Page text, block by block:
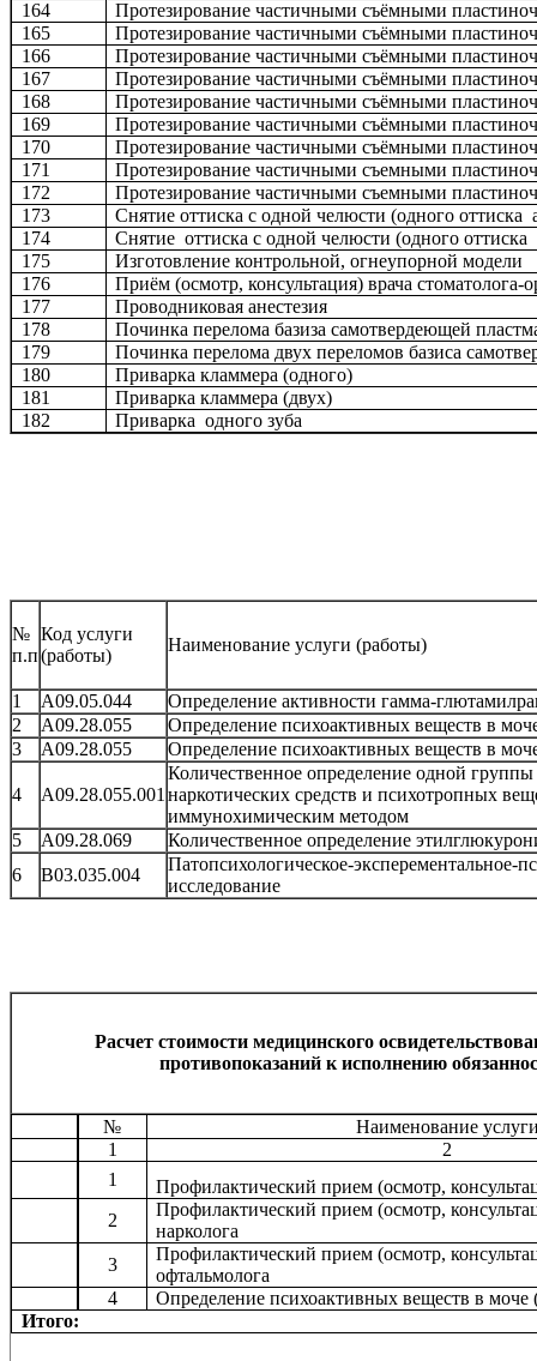
164
Протезирование частичными съёмными
165
Протезирование частичными съёмными
166
Протезирование частичными съёмными
167
Протезирование частичными съёмными
168
Протезирование частичными съёмными
169
Протезирование частичными съёмными
170
Протезирование частичными съёмными
171
Протезирование частичными съемными
172
Протезирование частичными съемными
173
Снятие оттиска с одной челюсти (одного оттиска
174
Снятие оттиска с одной челюсти (одного оттиска
175
Изготовление контрольной, огнеупорной модели
176
Приём (осмотр, консультация) врача стоматолога-
177
Проводниковая анестезия
178
Починка перелома базиза самотвердеющей
179
Починка перелома двух переломов базиса
180
Приварка кламмера (одного)
181
Приварка кламмера (двух)
182
Приварка одного зуба
№
п.п
Код услуги
(работы)
Наименование услуги (работы)
1 А09.05.044
Определение активности гамма-
2
А09.28.055
Определение психоактивных веществ в
3
А09.28.055 Определение психоактивных веществ в
4 А09.28.055.001
Количественное определение одной
наркотических средств и психотропных
иммунохимическим методом
5
А09.28.069
Количественное определение
6
В03.035.004
Патопсихологическое-эксперементальное-
исследование
Расчет стоимости медицинского
противопоказаний к исполнению
№
Наименование
1
2
1
Профилактический прием (осмотр,
2
Профилактический прием (осмотр,
нарколога
3
Профилактический прием (осмотр,
офтальмолога
4
Определение психоактивных веществ в
Итого: